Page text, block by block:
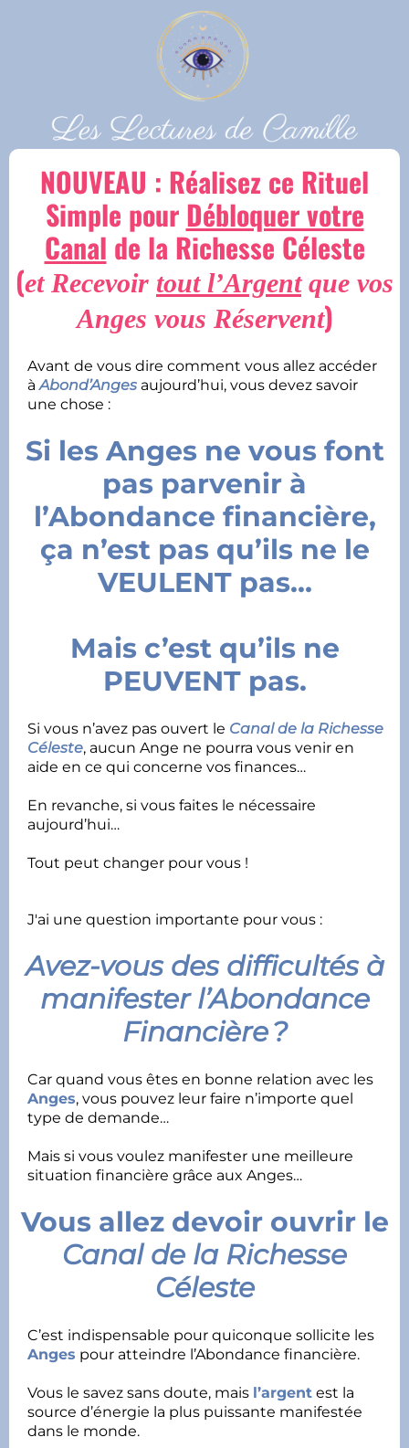
NOUVEAU : Réalisez ce Rituel
Simple pour Débloquer votre
Canal de la Richesse Céleste
(et Recevoir tout l’Argentque vos
Anges vous Réservent)
Avant de vous dire comment vous allez accéder
àAbond’Anges aujourd’hui, vous devez savoir
une chose :
Si les Anges ne vous font
pas parvenir à
l’Abondance financière,
ça n’est pas qu’ils ne le
VEULENT pas…
Mais c’est qu’ils ne
PEUVENT pas.
Si vous n’avez pas ouvert le Canal de la Richesse
Céleste, aucun Ange ne pourra vous venir en
aide en ce qui concerne vos finances…
En revanche, si vous faites le nécessaire
aujourd’hui…
Tout peut changer pour vous !
J'ai une question importante pour vous :
Avez-vous des difficultés à
manifester l’Abondance
Financière ?
Car quand vous êtes en bonne relation avec les
Anges, vous pouvez leur faire n’importe quel
type de demande…
Mais si vous voulez manifester une meilleure
situation financière grâce aux Anges…
Vous allez devoir ouvrir le
Canal de la Richesse
Céleste
C’est indispensable pour quiconque sollicite les
Anges pour atteindre l’Abondance financière.
Vous le savez sans doute, mais l’argent est la
source d’énergie la plus puissante manifestée
dans le monde.